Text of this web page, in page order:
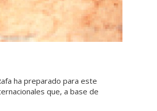
ha preparado para este
que, a base de